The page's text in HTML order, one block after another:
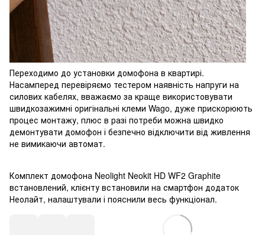
Переходимо до установки домофона в квартирі.
Насамперед перевіряємо тестером наявність напруги на
силових кабелях, вважаємо за краще використовувати
швидкозажимні оригінальні клеми Wago, дуже прискорюють
процес монтажу, плюс в разі потреби можна швидко
демонтувати домофон і безпечно відключити від живлення
не вимикаючи автомат.
Комплект домофона Neolight Neokit HD WF2 Graphite
встановлений, клієнту встановили на смартфон додаток
Неолайт, налаштували і пояснили весь функціонал.